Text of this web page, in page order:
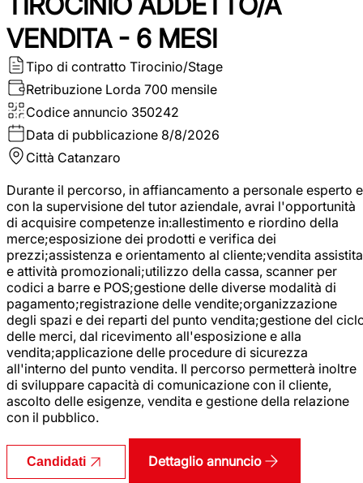
VENDITA - 6 MESI
Tipo di contratto Tirocinio/Stage
Retribuzione Lorda 700 mensile
Codice annuncio 350242
Data di pubblicazione 8/8/2026
Città Catanzaro
Durante il percorso, in affiancamento a personale esperto e
con la supervisione del tutor aziendale, avrai l'opportunità
di acquisire competenze in:allestimento e riordino della
merce;esposizione dei prodotti e verifica dei
prezzi;assistenza e orientamento al cliente;vendita assistita
e attività promozionali;utilizzo della cassa, scanner per
codici a barre e POS;gestione delle diverse modalità di
pagamento;registrazione delle vendite;organizzazione
degli spazi e dei reparti del punto vendita;gestione del
delle merci, dal ricevimento all'esposizione e alla
vendita;applicazione delle procedure di sicurezza
all'interno del punto vendita. Il percorso permetterà inoltre
di sviluppare capacità di comunicazione con il cliente,
ascolto delle esigenze, vendita e gestione della relazione
con il pubblico.
Candidati Dettaglio annuncio